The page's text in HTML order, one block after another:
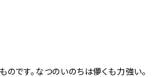
のです。なつのいのちは儚くも力強い。